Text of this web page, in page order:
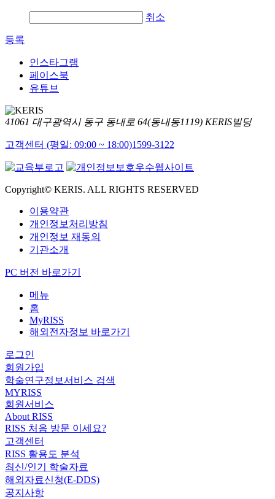
취소
등록
인스타그램
페이스북
유튜브
41061 대구광역시 동구 동내로 64(동내동1119) KERIS빌딩
고객센터 (평일: 09:00 ~ 18:00)1599-3122
Copyright© KERIS. ALL RIGHTS RESERVED
이용약관
개인정보처리방침
개인정보 재동의
기관소개
PC 버전 바로가기
메뉴
홈
MyRISS
해외전자정보 바로가기
로그인
회원가입
학술연구정보서비스 검색
MYRISS
회원서비스
About RISS
RISS 처음 방문 이세요?
고객센터
RISS 활용도 분석
최신/인기 학술자료
해외자료신청(E-DDS)
공지사항